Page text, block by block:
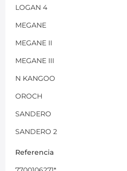
LOGAN 4
MEGANE
MEGANE II
MEGANE III
N KANGOO
OROCH
SANDERO
SANDERO 2
Referencia